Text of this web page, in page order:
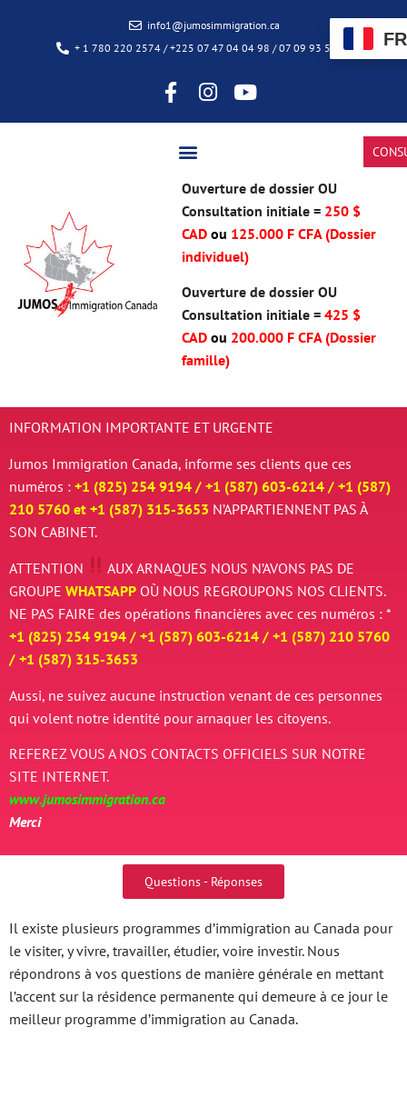
info1@jumosimmigration.ca
+ 1 780 220 2574 / +225 07 47 04 04 98 / 07 09 93 50 85
Ouverture de dossier OU
Consultation initiale = 250 $
CADou 125.000 F CFA (Dossier
individuel)
Ouverture de dossier OU
Consultation initiale =425 $
CAD ou 200.000 F CFA (Dossier
famille)
INFORMATION IMPORTANTE ET URGENTE
Jumos Immigration Canada, informe ses clients que ces
numéros : +1 (825) 254 9194 / +1 (587) 603-6214 / +1 (587)
210 5760 et +1 (587) 315-3653 N’APPARTIENNENT PAS À
SON CABINET.
ATTENTION AUX ARNAQUES NOUS N’AVONS PAS DE
GROUPE WHATSAPP OÙ NOUS REGROUPONS NOS CLIENTS.
NE PAS FAIRE des opérations financières avec ces numéros : *
+1 (825) 254 9194 / +1 (587) 603-6214 / +1 (587) 210 5760
/ +1 (587) 315-3653
Aussi, ne suivez aucune instruction venant de ces personnes
qui volent notre identité pour arnaquer les citoyens.
REFEREZ VOUS A NOS CONTACTS OFFICIELS SUR NOTRE
SITE INTERNET.
www.jumosimmigration.ca
Merci
Questions - Réponses
Il existe plusieurs programmes d’immigration au Canada pour
le visiter, y vivre, travailler, étudier, voire investir. Nous
répondrons à vos questions de manière générale en mettant
l’accent sur la résidence permanente qui demeure à ce jour le
meilleur programme d’immigration au Canada.
FR